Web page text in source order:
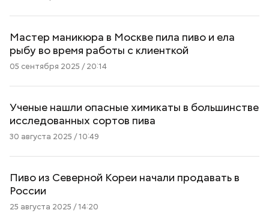
Мастер маникюра в Москве пила пиво и ела
рыбу во время работы с клиенткой
05 сентября 2025 / 20:14
Ученые нашли опасные химикаты в большинстве
исследованных сортов пива
30 августа 2025 / 10:49
Пиво из Северной Кореи начали продавать в
России
25 августа 2025 / 14:20